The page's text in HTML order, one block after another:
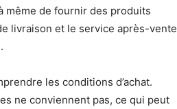
même de fournir des produits
livraison et le service après-vente
les conditions d’achat.
ne conviennent pas, ce qui peut